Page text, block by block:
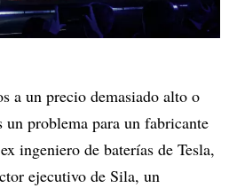
a un precio demasiado alto o
un problema para un fabricante
ingeniero de baterías de Tesla,
ejecutivo de Sila, un